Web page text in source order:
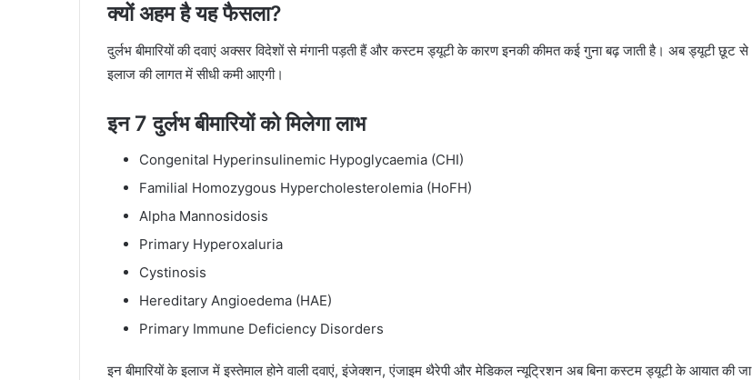
क्यों अहम है यह फैसला?
दुर्लभ बीमारियों की दवाएं अक्सर विदेशों से मंगानी पड़ती हैं और कस्टम ड्यूटी के कारण इनकी कीमत कई गुना बढ़ जाती है। अब ड्यूटी छूट से
इलाज की लागत में सीधी कमी आएगी।
इन 7 दुर्लभ बीमारियों को मिलेगा लाभ
Congenital Hyperinsulinemic Hypoglycaemia (CHI)
Familial Homozygous Hypercholesterolemia (HoFH)
Alpha Mannosidosis
Primary Hyperoxaluria
Cystinosis
Hereditary Angioedema (HAE)
Primary Immune Deficiency Disorders
इन बीमारियों के इलाज में इस्तेमाल होने वाली दवाएं, इंजेक्शन, एंजाइम थैरेपी और मेडिकल न्यूट्रिशन अब बिना कस्टम ड्यूटी के आयात की जा